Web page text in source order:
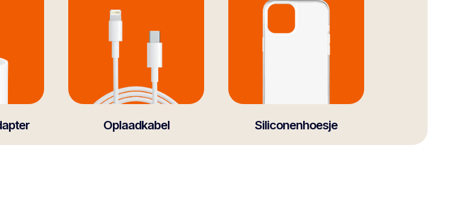
Oplaadkabel Siliconenhoesje